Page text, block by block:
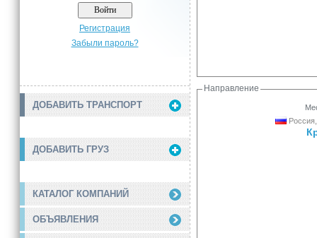
Регистрация
Забыли пароль?
ДОБАВИТЬ ТРАНСПОРТ
ДОБАВИТЬ ГРУЗ
КАТАЛОГ КОМПАНИЙ
ОБЪЯВЛЕНИЯ
Направление